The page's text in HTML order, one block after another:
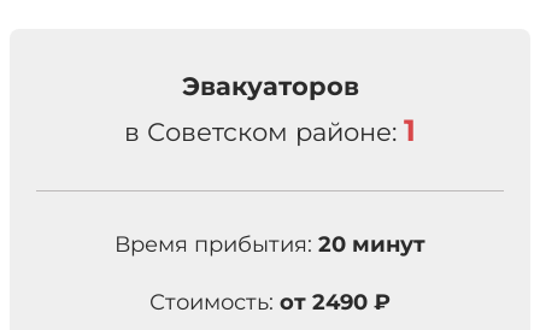
Эвакуаторов
в Советском районе: 1
Время прибытия: 20 минут
Стоимость: от 2490 ₽